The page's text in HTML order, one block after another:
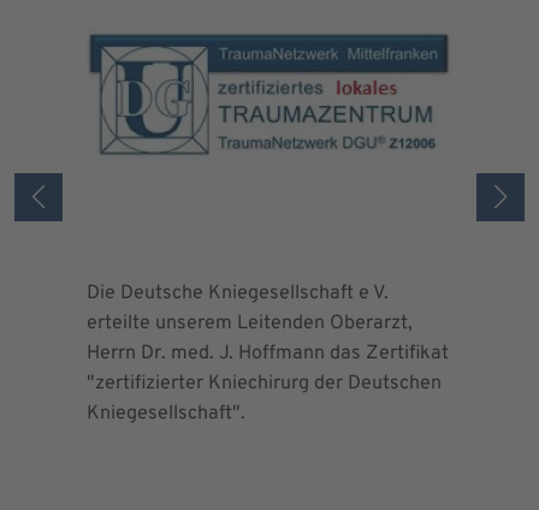
Die Deutsche Kniegesellschaft e V.
erteilte unserem Leitenden Oberarzt,
Herrn Dr. med. J. Hoffmann das Zertifikat
"zertifizierter Kniechirurg der Deutschen
Kniegesellschaft".